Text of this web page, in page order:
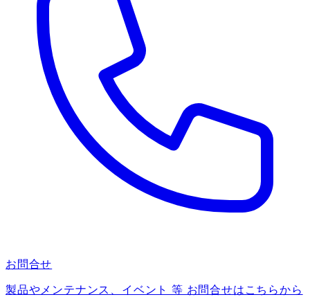
お問合せ
製品やメンテナンス、イベント 等 お問合せはこちらから